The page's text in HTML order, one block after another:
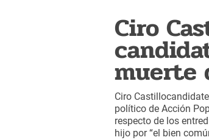
Ciro
muerte
Ciro
político de Acción
respecto de los
hijo por “el bien